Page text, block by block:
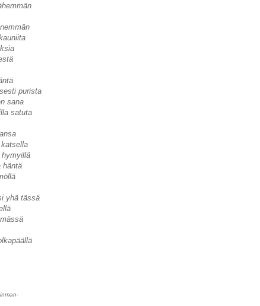
purista
sana
satuta
hymyillä
häntä
yhä tässä